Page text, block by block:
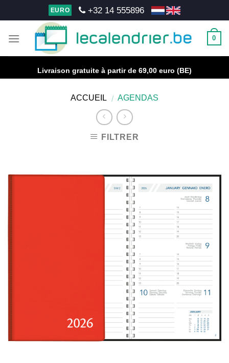
to
EURO +32 14 555896
0
Livraison gratuite à partir de 69,00 euro (BE)
ACCUEIL / AGENDAS
FILTRER